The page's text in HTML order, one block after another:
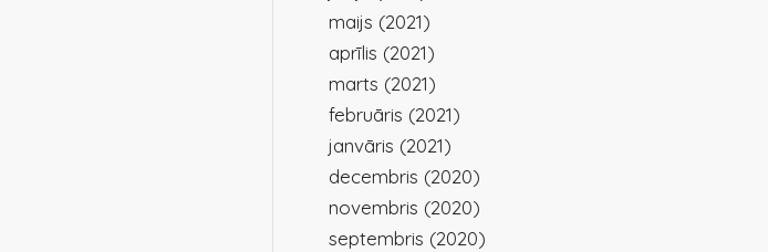
maijs (2021)
aprīlis (2021)
marts (2021)
februāris (2021)
janvāris (2021)
decembris (2020)
novembris (2020)
septembris (2020)